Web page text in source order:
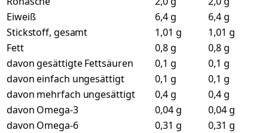
Eiweiß
6,4 g
6,4 g
Stickstoff, gesamt
1,01 g
1,01 g
Fett
0,8 g
0,8 g
davon gesättigte Fettsäuren
0,1 g
0,1 g
davon einfach ungesättigt
0,1 g
0,1 g
davon mehrfach ungesättigt
0,4 g
0,4 g
davon Omega-3
0,04 g
0,04 g
davon Omega-6
0,31 g
0,31 g